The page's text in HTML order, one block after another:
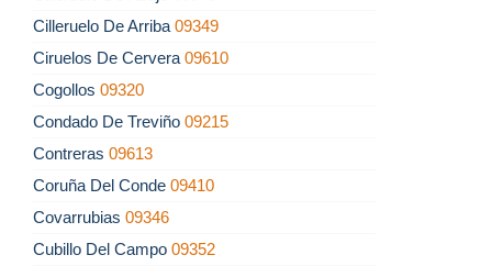
Cilleruelo De Arriba 09349
Ciruelos De Cervera 09610
Cogollos 09320
Condado De Treviño 09215
Contreras 09613
Coruña Del Conde 09410
Covarrubias 09346
Cubillo Del Campo 09352